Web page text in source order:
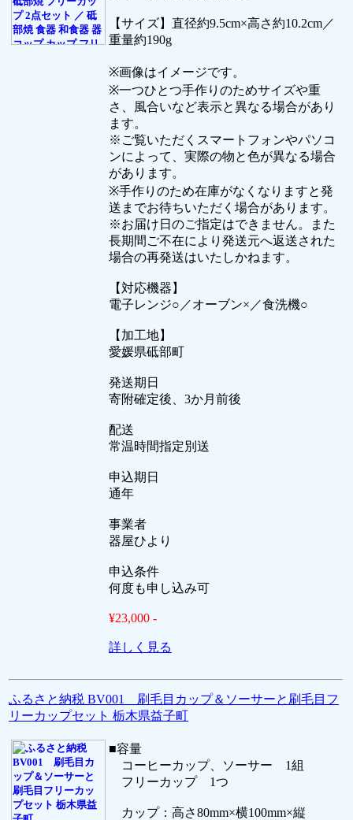
【サイズ】直径約9.5cm×高さ約10.2cm／
重量約190g
※画像はイメージです。
※一つひとつ手作りのためサイズや重
さ、風合いなど表示と異なる場合があり
ます。
※ご覧いただくスマートフォンやパソコ
ンによって、実際の物と色が異なる場合
があります。
※手作りのため在庫がなくなりますと発
送までお待ちいただく場合があります。
※お届け日のご指定はできません。また
長期間ご不在により発送元へ返送された
場合の再発送はいたしかねます。
【対応機器】
電子レンジ○／オーブン×／食洗機○
【加工地】
愛媛県砥部町
発送期日
寄附確定後、3か月前後
配送
常温時間指定別送
申込期日
通年
事業者
器屋ひより
申込条件
何度も申し込み可
¥23,000 -
詳しく見る
ふるさと納税 BV001 刷毛目カップ＆ソーサーと刷毛目フ
リーカップセット 栃木県益子町
■容量
コーヒーカップ、ソーサー 1組
フリーカップ 1つ
カップ：高さ80mm×横100mm×縦